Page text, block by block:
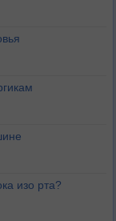
изо рта?